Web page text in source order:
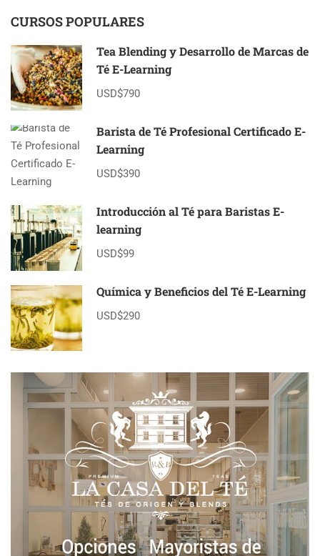
INDIA
CURSOS POPULARES
Tea Blending y Desarrollo de Marcas de
Té E-Learning
USD$790
Barista de Té Profesional Certificado E-
Learning
USD$390
Introducción al Té para Baristas E-
learning
USD$99
Química y Beneficios del Té E-Learning
USD$290